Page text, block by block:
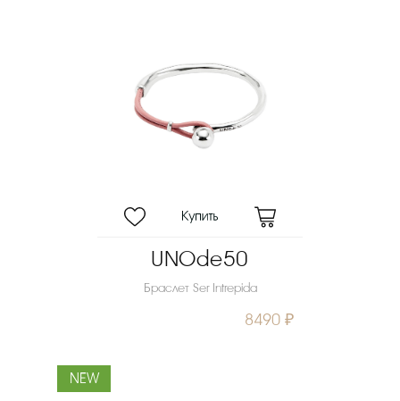
UNOde50
Браслет Ser Intrepida
8490 ₽
NEW